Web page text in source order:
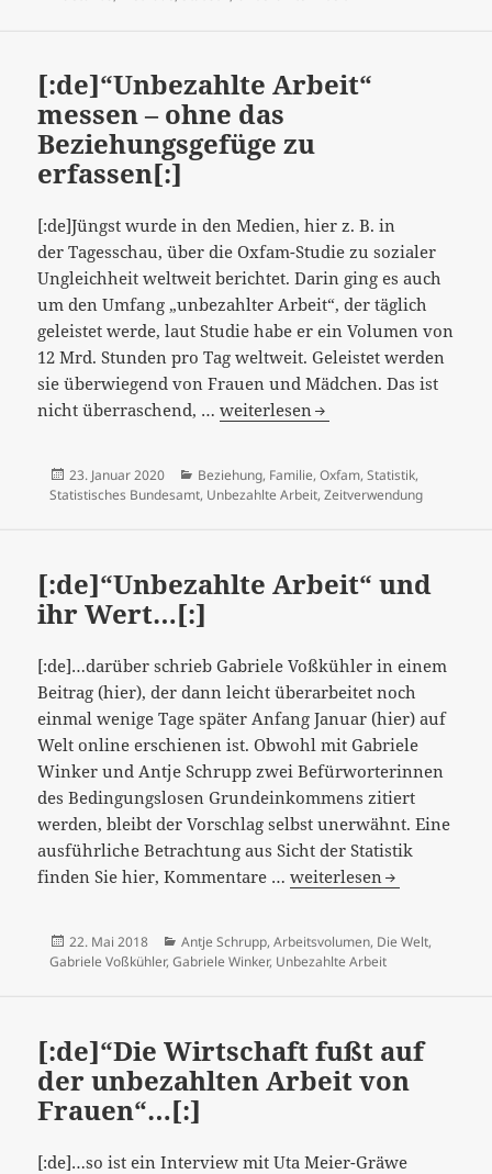
[:de]“Unbezahlte Arbeit“
messen – ohne das
Beziehungsgefüge zu
erfassen[:]
[:de]Jüngst wurde in den Medien, hier z. B. in
der Tagesschau, über die Oxfam-Studie zu sozialer
Ungleichheit weltweit berichtet. Darin ging es auch
um den Umfang „unbezahlter Arbeit“, der täglich
geleistet werde, laut Studie habe er ein Volumen von
12 Mrd. Stunden pro Tag weltweit. Geleistet werden
sie überwiegend von Frauen und Mädchen. Das ist
nicht überraschend, …[:de]“Unbezahlte
–
zu
weiterlesen
Veröffentlicht
am
23. Januar 2020 Kategorien
Beziehung, Familie, Oxfam, Statistik,
Statistisches Bundesamt, Unbezahlte Arbeit, Zeitverwendung
[:de]“Unbezahlte Arbeit“ und
ihr Wert…[:]
[:de]…darüber schrieb Gabriele Voßkühler in einem
Beitrag (hier), der dann leicht überarbeitet noch
einmal wenige Tage später Anfang Januar (hier) auf
Welt online erschienen ist. Obwohl mit Gabriele
Winker und Antje Schrupp zwei Befürworterinnen
des Bedingungslosen Grundeinkommens zitiert
werden, bleibt der Vorschlag selbst unerwähnt. Eine
ausführliche Betrachtung aus Sicht der Statistik
finden Sie hier, Kommentare …[:de]“Unbezahlte
ihr
weiterlesen
Veröffentlicht
am
22. Mai 2018 Kategorien
Antje Schrupp, Arbeitsvolumen, Die Welt,
Gabriele Voßkühler, Gabriele Winker, Unbezahlte Arbeit
[:de]“Die Wirtschaft fußt auf
der unbezahlten Arbeit von
Frauen“…[:]
[:de]…so ist ein Interview mit Uta Meier-Gräwe